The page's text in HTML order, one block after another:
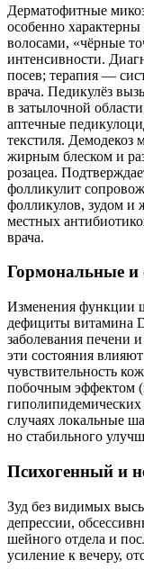
Дерматофитные
особенно
волосами, «чёрные
интенсивности.
посев; терапия —
врача. Педикулёз
в затылочной
аптечные
текстиля. Демодекоз
жирным блеском и
розацеа.
фолликулит
фолликулов, зудом и
местных
врача.
Гормональные
Изменения функции
дефициты витамина
заболевания печени
эти состояния
чувствительность
побочным эффектом
случаях локальные
но стабильного
Психогенный и
Зуд без видимых
депрессии,
шейного отдела и
усиление к вечеру,